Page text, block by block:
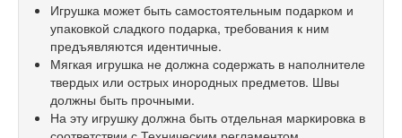
Игрушка может быть самостоятельным подарком и
упаковкой сладкого подарка, требования к ним
предъявляются идентичные.
Мягкая игрушка не должна содержать в наполнителе
твердых или острых инородных предметов. Швы
должны быть прочными.
На эту игрушку должна быть отдельная маркировка в